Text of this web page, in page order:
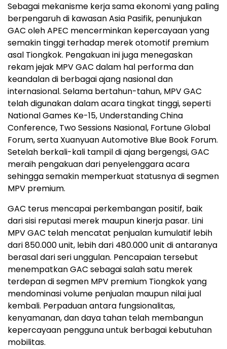
Sebagai mekanisme kerja sama ekonomi yang paling
berpengaruh di kawasan Asia Pasifik, penunjukan
GAC oleh APEC mencerminkan kepercayaan yang
semakin tinggi terhadap merek otomotif premium
asal Tiongkok. Pengakuan ini juga menegaskan
rekam jejak MPV GAC dalam hal performa dan
keandalan di berbagai ajang nasional dan
internasional. Selama bertahun-tahun, MPV GAC
telah digunakan dalam acara tingkat tinggi, seperti
National Games Ke-15, Understanding China
Conference, Two Sessions Nasional, Fortune Global
Forum, serta Xuanyuan Automotive Blue Book Forum.
Setelah berkali-kali tampil di ajang bergengsi, GAC
meraih pengakuan dari penyelenggara acara
sehingga semakin memperkuat statusnya di segmen
MPV premium.
GAC terus mencapai perkembangan positif, baik
dari sisi reputasi merek maupun kinerja pasar. Lini
MPV GAC telah mencatat penjualan kumulatif lebih
dari 850.000 unit, lebih dari 480.000 unit di antaranya
berasal dari seri unggulan. Pencapaian tersebut
menempatkan GAC sebagai salah satu merek
terdepan di segmen MPV premium Tiongkok yang
mendominasi volume penjualan maupun nilai jual
kembali. Perpaduan antara fungsionalitas,
kenyamanan, dan daya tahan telah membangun
kepercayaan pengguna untuk berbagai kebutuhan
mobilitas.